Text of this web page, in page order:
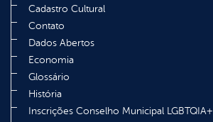
Cadastro Cultural
Contato
Dados Abertos
Economia
Glossário
História
Inscrições Conselho Municipal LGBTQIA+